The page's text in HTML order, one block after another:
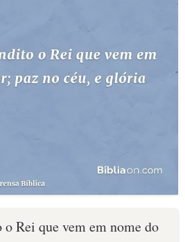
Rei que vem em nome do